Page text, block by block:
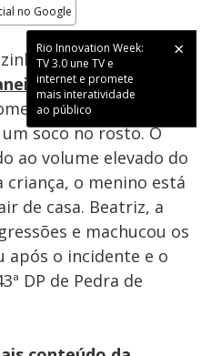
no Google
em Sepetiba, na
, terminou em
agrediu um
soco no rosto. O
ao volume elevado do
criança, o menino está
de casa. Beatriz, a
e machucou os
após o incidente e o
DP de Pedra de